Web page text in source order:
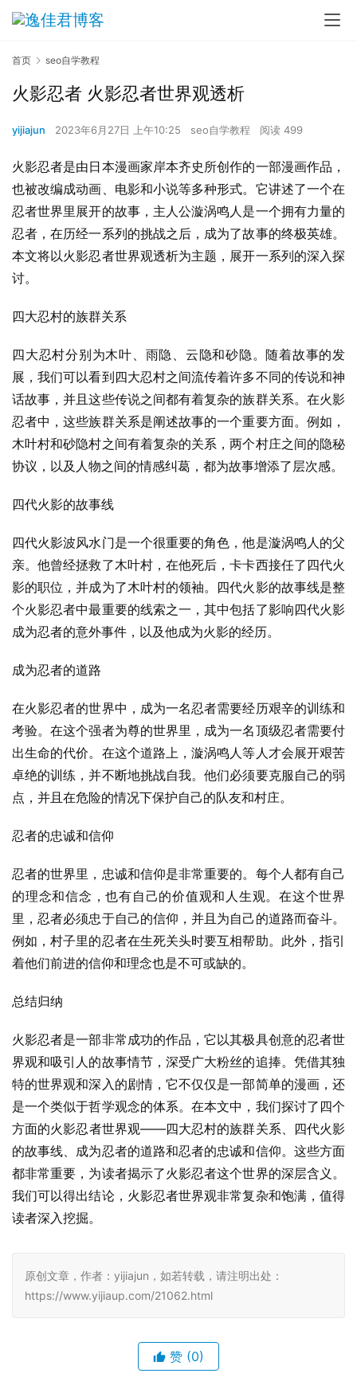
首页 seo自学教程
火影忍者 火影忍者世界观透析
yijiajun 2023年6月27日 上午10:25 seo自学教程 阅读 499
火影忍者是由日本漫画家岸本齐史所创作的一部漫画作品，
也被改编成动画、电影和小说等多种形式。它讲述了一个在
忍者世界里展开的故事，主人公漩涡鸣人是一个拥有力量的
忍者，在历经一系列的挑战之后，成为了故事的终极英雄。
本文将以火影忍者世界观透析为主题，展开一系列的深入探
讨。
四大忍村的族群关系
四大忍村分别为木叶、雨隐、云隐和砂隐。随着故事的发
展，我们可以看到四大忍村之间流传着许多不同的传说和神
话故事，并且这些传说之间都有着复杂的族群关系。在火影
忍者中，这些族群关系是阐述故事的一个重要方面。例如，
木叶村和砂隐村之间有着复杂的关系，两个村庄之间的隐秘
协议，以及人物之间的情感纠葛，都为故事增添了层次感。
四代火影的故事线
四代火影波风水门是一个很重要的角色，他是漩涡鸣人的父
亲。他曾经拯救了木叶村，在他死后，卡卡西接任了四代火
影的职位，并成为了木叶村的领袖。四代火影的故事线是整
个火影忍者中最重要的线索之一，其中包括了影响四代火影
成为忍者的意外事件，以及他成为火影的经历。
成为忍者的道路
在火影忍者的世界中，成为一名忍者需要经历艰辛的训练和
考验。在这个强者为尊的世界里，成为一名顶级忍者需要付
出生命的代价。在这个道路上，漩涡鸣人等人才会展开艰苦
卓绝的训练，并不断地挑战自我。他们必须要克服自己的弱
点，并且在危险的情况下保护自己的队友和村庄。
忍者的忠诚和信仰
忍者的世界里，忠诚和信仰是非常重要的。每个人都有自己
的理念和信念，也有自己的价值观和人生观。在这个世界
里，忍者必须忠于自己的信仰，并且为自己的道路而奋斗。
例如，村子里的忍者在生死关头时要互相帮助。此外，指引
着他们前进的信仰和理念也是不可或缺的。
总结归纳
火影忍者是一部非常成功的作品，它以其极具创意的忍者世
界观和吸引人的故事情节，深受广大粉丝的追捧。凭借其独
特的世界观和深入的剧情，它不仅仅是一部简单的漫画，还
是一个类似于哲学观念的体系。在本文中，我们探讨了四个
方面的火影忍者世界观——四大忍村的族群关系、四代火影
的故事线、成为忍者的道路和忍者的忠诚和信仰。这些方面
都非常重要，为读者揭示了火影忍者这个世界的深层含义。
我们可以得出结论，火影忍者世界观非常复杂和饱满，值得
读者深入挖掘。
原创文章，作者：yijiajun，如若转载，请注明出处：
https://www.yijiaup.com/21062.html
赞 (0)